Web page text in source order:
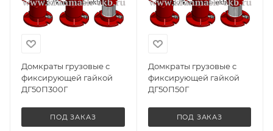
Домкраты грузовые с
фиксирующей гайкой
ДГ50П300Г
ПОД ЗАКАЗ
Домкраты грузовые с
фиксирующей гайкой
ДГ50П50Г
ПОД ЗАКАЗ